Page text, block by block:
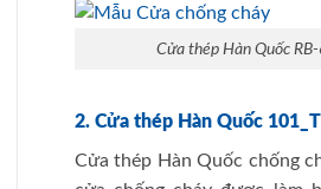
Cửa thép Hàn Quốc
2. Cửa thép Hàn Quốc 101_T
Cửa thép Hàn Quốc chống